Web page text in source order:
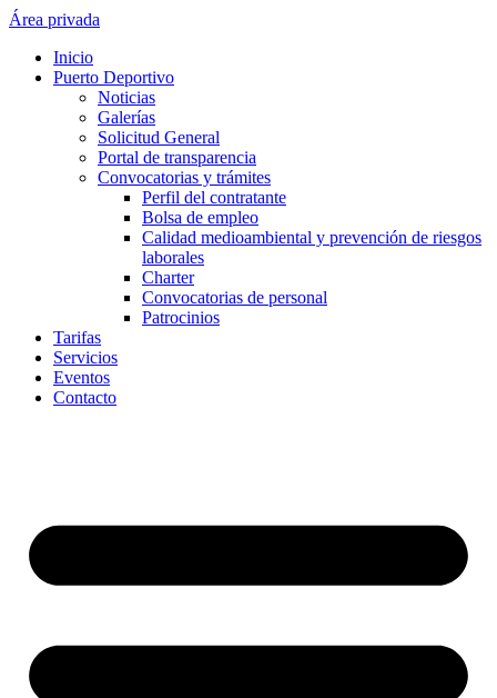
Área privada
Inicio
Puerto Deportivo
Noticias
Galerías
Solicitud General
Portal de transparencia
Convocatorias y trámites
Perfil del contratante
Bolsa de empleo
Calidad medioambiental y prevención de riesgos
laborales
Charter
Convocatorias de personal
Patrocinios
Tarifas
Servicios
Eventos
Contacto